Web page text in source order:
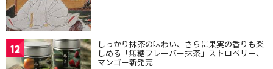
12 しっかり抹茶の味わい、さらに果実の香りも楽
しめる「無糖フレーバー抹茶」ストロベリー、
マンゴー新発売